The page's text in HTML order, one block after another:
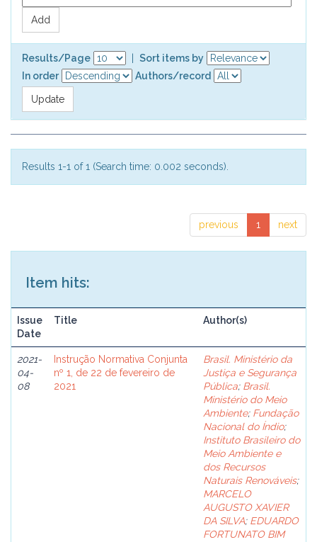
Results/Page
Sort items by
In order
Authors/record
Results 1-1 of 1 (Search time: 0.002 seconds).
previous 1 next
Item hits:
Issue
Date
Title Author(s)
2021-
04-
08
Instrução Normativa Conjunta
nº 1, de 22 de fevereiro de
2021
Brasil. Ministério da
Justiça e Segurança
Pública; Brasil.
Ministério do Meio
Ambiente; Fundação
Nacional do Índio;
Instituto Brasileiro do
Meio Ambiente e
dos Recursos
Naturais Renováveis;
MARCELO
AUGUSTO XAVIER
DA SILVA; EDUARDO
FORTUNATO BIM